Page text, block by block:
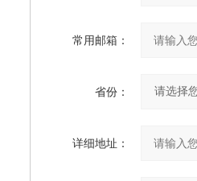
常用邮箱：
省份：
详细地址：